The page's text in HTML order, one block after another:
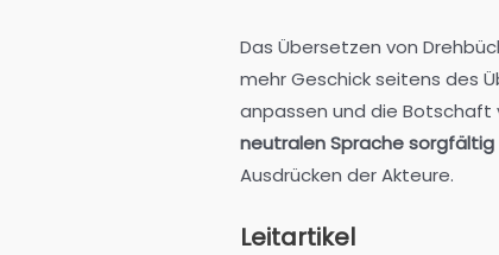
Das Übersetzen von
mehr Geschick seitens des
anpassen und die Botschaft
neutralen Sprache
Ausdrücken der Akteure.
Leitartikel